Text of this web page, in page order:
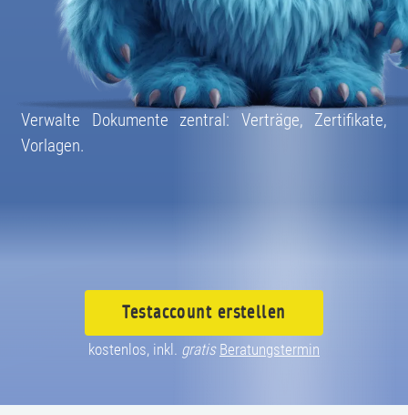
Verwalte Dokumente zentral: Verträge, Zertifikate,
Vorlagen.
Testaccount erstellen
kostenlos, inkl. gratis Beratungstermin
08004003055